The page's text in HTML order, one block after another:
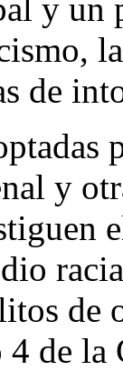
y un
de
y
de
de la